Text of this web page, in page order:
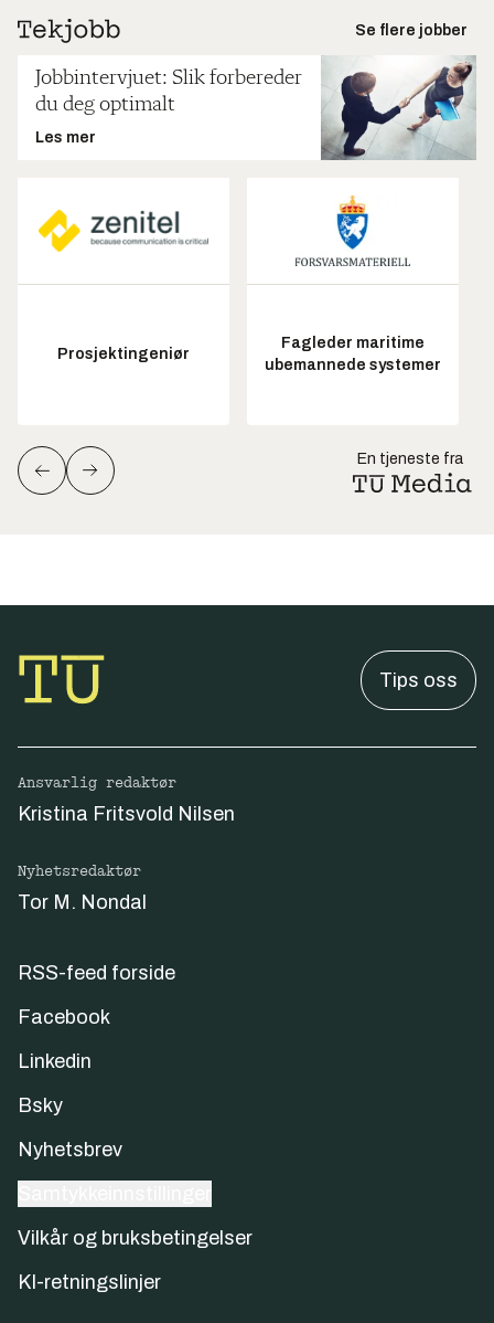
Se flere jobber
Jobbintervjuet: Slik forbereder
du deg optimalt
Les mer
Prosjektingeniør
Fagleder maritime
ubemannede systemer
En tjeneste fra
Tips oss
Ansvarlig redaktør
Kristina Fritsvold Nilsen
Nyhetsredaktør
Tor M. Nondal
RSS-feed forside
Facebook
Linkedin
Bsky
Nyhetsbrev
Vilkår og bruksbetingelser
KI-retningslinjer